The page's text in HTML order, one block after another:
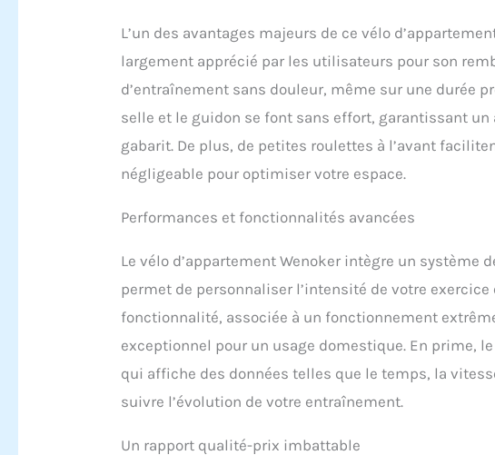
L’un des avantages majeurs de ce vélo
largement apprécié par les utilisateurs pour son
d’entraînement sans douleur, même sur une durée
selle et le guidon se font sans effort, garantissant
gabarit. De plus, de petites roulettes à l’avant
négligeable pour optimiser votre espace.
Performances et fonctionnalités avancées
Le vélo d’appartement Wenoker intègre un système
permet de personnaliser l’intensité de votre
fonctionnalité, associée à un fonctionnement
exceptionnel pour un usage domestique. En prime,
qui affiche des données telles que le temps, la
suivre l’évolution de votre entraînement.
Un rapport qualité-prix imbattable